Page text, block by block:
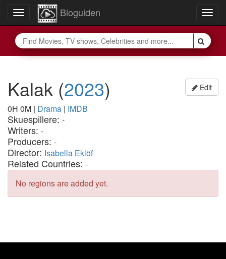
Toggle
navigation
Bioguiden
Edit
Kalak (2023)
0H 0M | Drama | IMDB
Skuespillere: -
Writers: -
Producers: -
Director: Isabella Eklöf
Related Countries: -
No regions are added yet.